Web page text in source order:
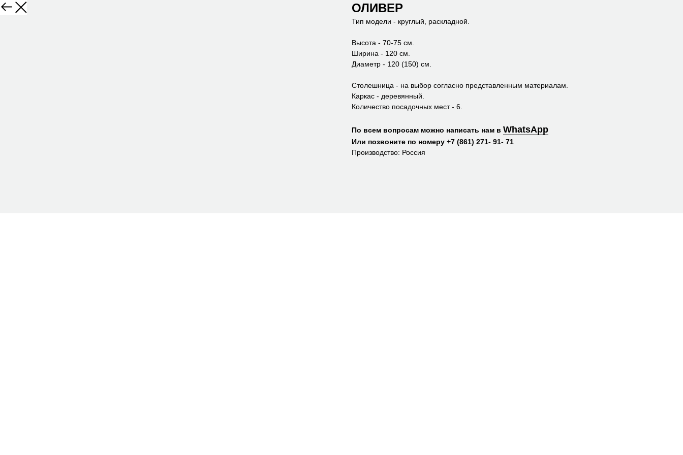
ОЛИВЕР
Тип модели - круглый, раскладной.
Высота - 70-75 см.
Ширина - 120 см.
Диаметр - 120 (150) см.
Столешница - на выбор согласно представленным материалам.
Каркас - деревянный.
Количество посадочных мест - 6.
По всем вопросам можно написать нам в WhatsApp
Или позвоните по номеру +7 (861) 271- 91- 71
Производство: Россия